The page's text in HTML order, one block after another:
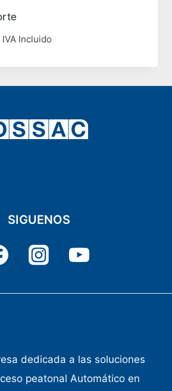
IVA Incluido
SIGUENOS
dedicada a las soluciones
peatonal Automático en